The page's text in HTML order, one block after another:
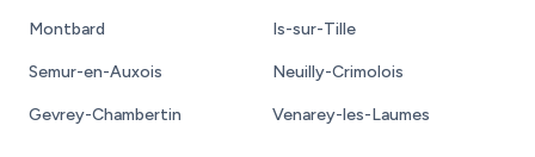
Montbard Is-sur-Tille
Semur-en-Auxois Neuilly-Crimolois
Gevrey-Chambertin Venarey-les-Laumes